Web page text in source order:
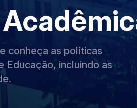
conheça as políticas
Educação, incluindo as